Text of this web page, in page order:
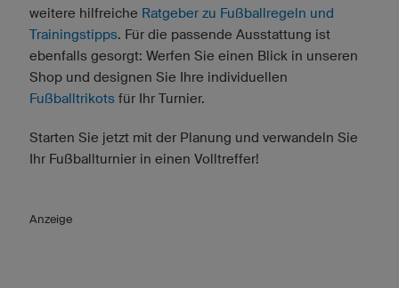
weitere hilfreiche Ratgeber zu Fußballregeln und
Trainingstipps. Für die passende Ausstattung ist
ebenfalls gesorgt: Werfen Sie einen Blick in unseren
Shop und designen Sie Ihre individuellen
Fußballtrikots für Ihr Turnier.
Starten Sie jetzt mit der Planung und verwandeln Sie
Ihr Fußballturnier in einen Volltreffer!
Anzeige